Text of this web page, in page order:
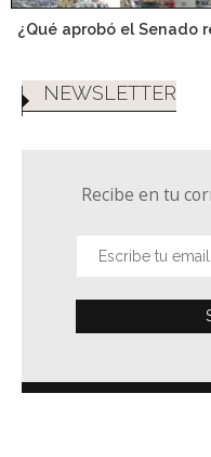
¿Qué aprobó el Senado
NEWSLETTER
Recibe en tu